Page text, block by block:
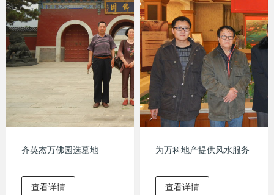
齐英杰万佛园选墓地
查看详情
为万科地产提供风水服务
查看详情